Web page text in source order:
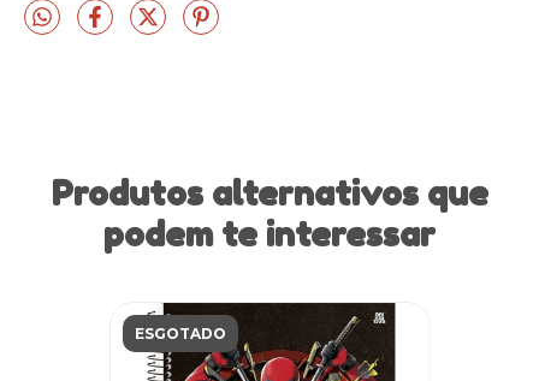
Produtos alternativos que
podem te interessar
ESGOTADO